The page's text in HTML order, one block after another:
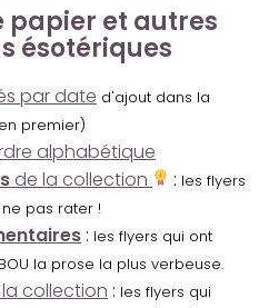
papier et autres
ésotériques
par date d'ajout dans la
premier)
alphabétique
de la collection : les flyers
pas rater !
: les flyers qui ont
la prose la plus verbeuse.
collection : les flyers qui